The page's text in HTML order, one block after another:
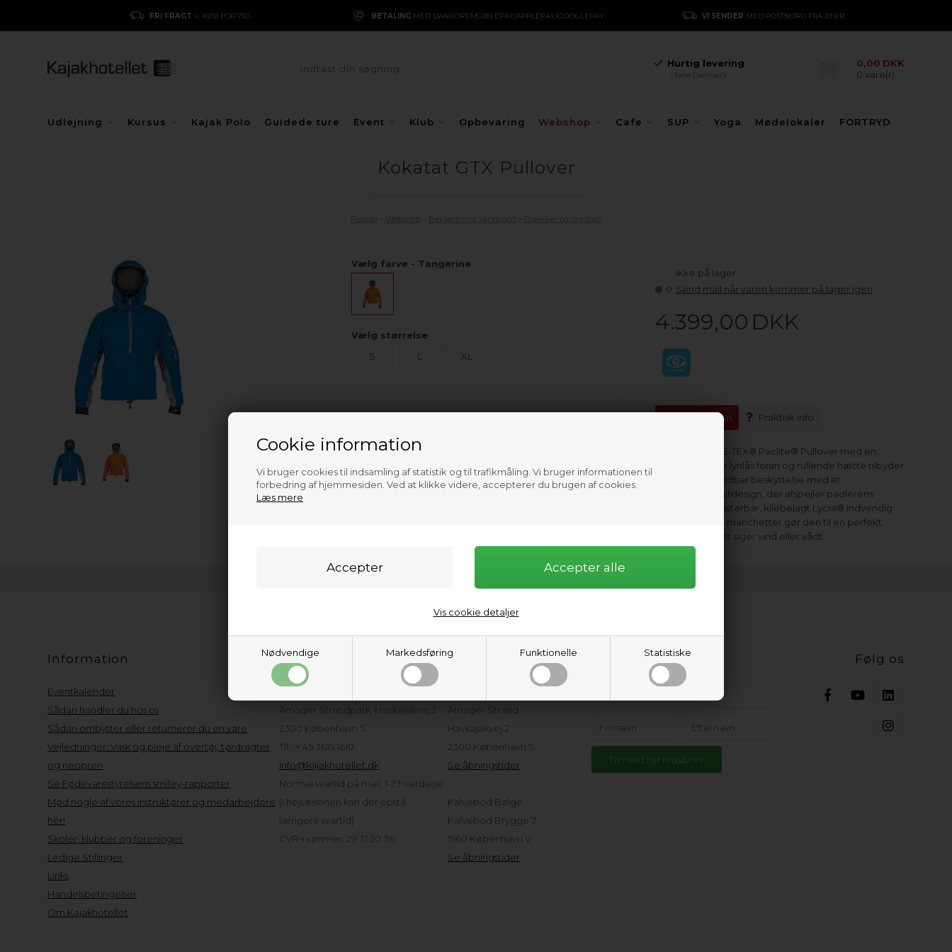
Cookie information
Vi bruger cookies til indsamling af statistik og til trafikmåling. Vi bruger informationen til
forbedring af hjemmesiden. Ved at klikke videre, accepterer du brugen af cookies.
Læs mere
Nødvendige Markedsføring Funktionelle Statistiske
Vis cookie detaljer
FRI FRAGT V. KØB FOR 750,- BETALING MED DANKORT/MOBILEPAY/APPLEPAY/GOOGLEPAY VI SENDER MED POSTNORD FRA 39 KR.
Hurtig levering
Hurtig levering
i hele Danmark
i hele Danmark
0,00 DKK
0 vare(r)
Udlejning Kursus Kajak Polo Guidede ture Event Klub Opbevaring Webshop Cafe SUP Yoga Mødelokaler FORTRYD
Kokatat GTX Pullover
Vælg farve - Tangerine
Vælg størrelse
S
L XL
0
Ikke på lager
Send mail når varen kommer på lager igen
4.399,00 DKK
Information Praktisk info
Kokatat's GORE-TEX® Paclite® Pullover med en
mellemlængde lynlås foran og rullende hætte tilbyder
let, vandtæt, åndbar beskyttelse med et
konkurrencesnitdesign, der afspejler padlerens
bevægelser. Justerbar, kilebelagt Lycra® indvendig
stænkkrave og manchetter gør den til en perfekt
jakke , når vejret siger vind eller vådt.
Information
Eventkalender
Sådan handler du hos os
Sådan ombytter eller returnerer du en vare
Vejledninger: Vask og pleje af overtøj, tørdragter
og neopren
Se Fødevarestyrelsens smiley-rapporter
Mød nogle af vores instruktører og medarbejdere
hér!
Skoler, klubber og foreninger
Ledige Stillinger
Links
Handelsbetingelser
Om Kajakhotellet
Kundeservice
Amager Strandpark, Havkajakvej 2
2300 København S
Tlf.: + 45 3615 1610
info@kajakhotellet.dk
Normal svartid på mail: 1-2 hverdage
(I højsæsonen kan der opstå
længere svartid)
CVR-nummer: 29 31 20 36
Adresser og
åbningstider
Amager Strand
Havkajakvej 2
2300 København S
Se åbningstider
Kalvebod Bølge
Kalvebod Brygge 7
1560 København V
Se åbningstider
Hold dig opdateret Følg os